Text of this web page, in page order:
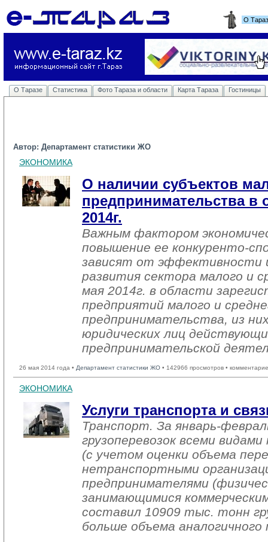
О
О Таразе Статистика Фото Тараза и области Карта Тараза Гостиницы
Автор: Департамент статистики ЖО
ЭКОНОМИКА
О наличии субъектов
предпринимательства в
2014г.
Важным фактором
повышение ее конкуренто-
зависят от эффективности
развития сектора малого и
мая 2014г. в области
предприятий малого и
предпринимательства, из
юридических лиц
предпринимательской
26 мая 2014 года • Департамент статистики ЖО • 142966 просмотров •
ЭКОНОМИКА
Услуги транспорта и
Транспорт. За январь-
грузоперевозок всеми
(с учетом оценки объема
нетранспортными
предпринимателями
занимающимися
составил 10909 тыс. тонн
больше объема аналогичного